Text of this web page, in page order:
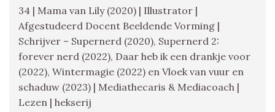
34 | Mama van Lily (2020) | Illustrator |
Afgestudeerd Docent Beeldende Vorming |
Schrijver – Supernerd (2020), Supernerd 2:
forever nerd (2022), Daar heb ik een drankje voor
(2022), Wintermagie (2022) en Vloek van vuur en
schaduw (2023) | Mediathecaris & Mediacoach |
Lezen | hekserij